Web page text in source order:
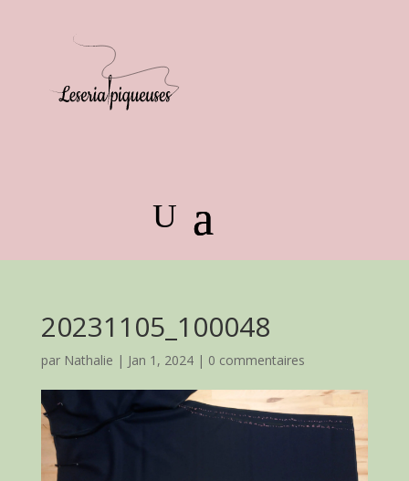
20231105_100048
par Nathalie | Jan 1, 2024| 0 commentaires